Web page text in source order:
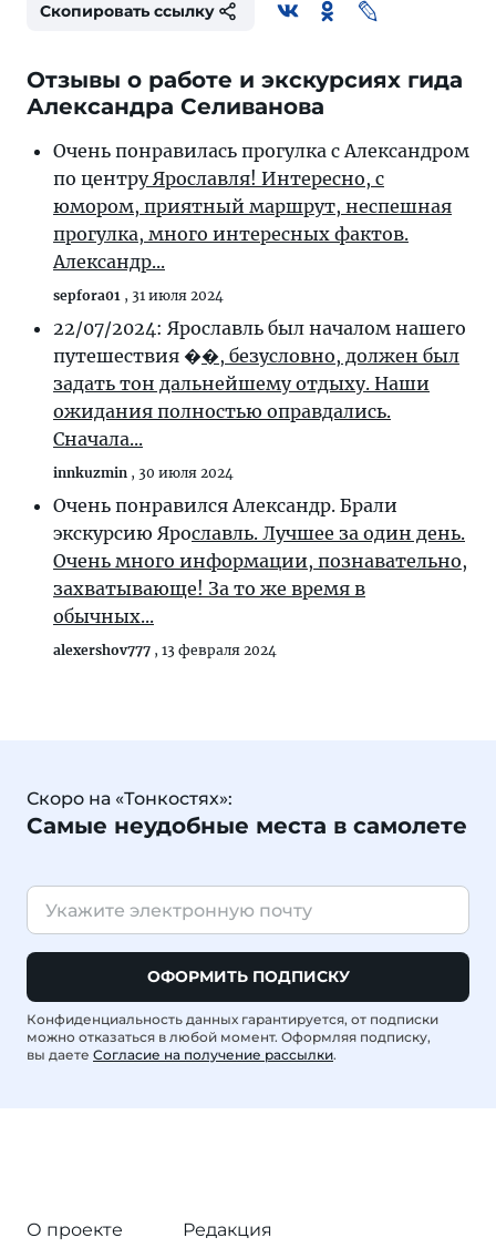
Скопировать ссылку
Отзывы о работе и экскурсиях гида
Александра Селиванова
Очень понравилась прогулка с Александром
по центру Ярославля! Интересно, с
юмором, приятный маршрут, неспешная
прогулка, много интересных фактов.
Александр...
sepfora01 , 31 июля 2024
22/07/2024: Ярославль был началом нашего
путешествия ��, безусловно, должен был
задать тон дальнейшему отдыху. Наши
ожидания полностью оправдались.
Сначала...
innkuzmin , 30 июля 2024
Очень понравился Александр. Брали
экскурсию Ярославль. Лучшее за один день.
Очень много информации, познавательно,
захватывающе! За то же время в
обычных...
alexershov777 , 13 февраля 2024
Скоро на «Тонкостях»:
Самые неудобные места в самолете
ОФОРМИТЬ ПОДПИСКУ
Конфиденциальность данных гарантируется, от подписки
можно отказаться в любой момент. Оформляя подписку,
вы даете Согласие на получение рассылки.
О проекте
Редакция